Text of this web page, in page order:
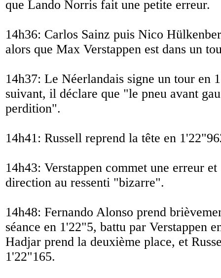
que Lando Norris fait une petite erreur.
14h36: Carlos Sainz puis Nico
alors que Max Verstappen est dans un
14h37: Le Néerlandais signe un tour en
suivant, il déclare que "le pneu avant
perdition".
14h41: Russell reprend la tête en
14h43: Verstappen commet une erreur et
direction au ressenti "bizarre".
14h48: Fernando Alonso prend
séance en 1'22"5, battu par Verstappen
Hadjar prend la deuxième place, et
1'22"165.